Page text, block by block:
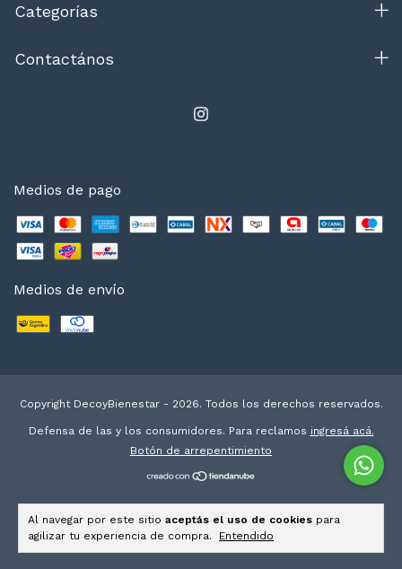
Al navegar por este sitio aceptás el uso de cookies para
agilizar tu experiencia de compra.
Entendido
Categorías
Contactános
Medios de pago
Medios de envío
Copyright DecoyBienestar - 2026. Todos los derechos reservados.
Defensa de las y los consumidores. Para reclamos ingresá acá.
Botón de arrepentimiento